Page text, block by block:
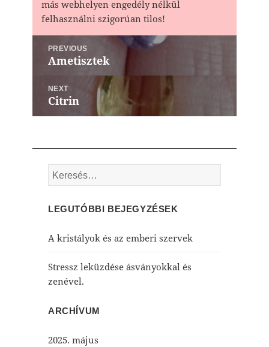
más webhelyen engedély nélkül
felhasználni szigorúan tilos!
navigáció
PREVIOUS
Previous
Ametisztek
NEXT
Next
post:
Citrin
Keresés:
LEGUTÓBBI BEJEGYZÉSEK
A kristályok és az emberi szervek
Stressz leküzdése ásványokkal és
zenével.
ARCHÍVUM
2025. május